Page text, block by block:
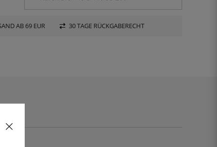
AB 69 EUR 30 TAGE RÜCKGABERECHT